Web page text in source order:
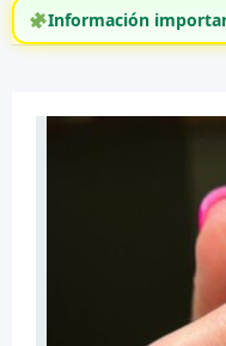
Información